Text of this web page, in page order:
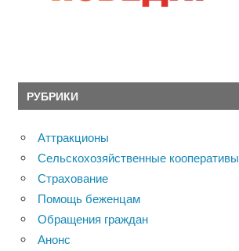
РУБРИКИ
Аттракционы
Сельскохозяйственные кооперативы
Страхование
Помощь беженцам
Обращения граждан
Анонс